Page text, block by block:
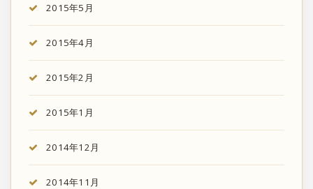
2015年5月
2015年4月
2015年2月
2015年1月
2014年12月
2014年11月